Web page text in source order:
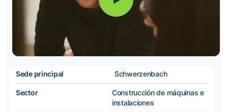
Sede principal Schwerzenbach
Sector
Construcción de máquinas e
instalaciones